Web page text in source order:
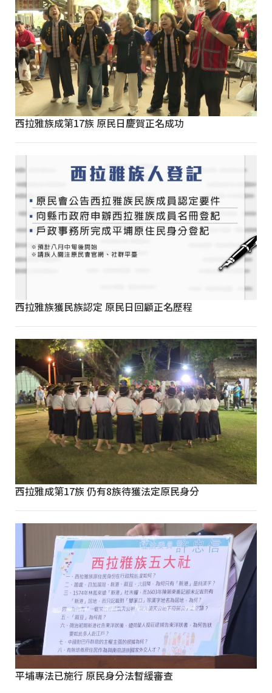
西拉雅族成第17族 原民日慶賀正名成功
西拉雅族獲民族認定 原民日回顧正名歷程
西拉雅成第17族 仍有8族待獲法定原民身分
平埔專法已施行 原民身分法暫緩審查